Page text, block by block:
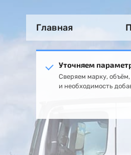
Главная
Уточняем
Сверяем марку,
и необходимость